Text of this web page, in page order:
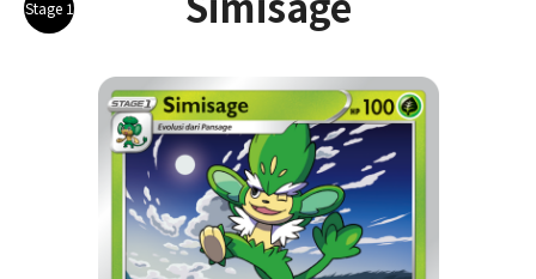
Stage 1